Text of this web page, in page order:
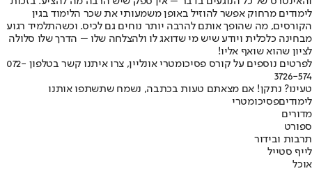
לימודים מרחוק אפשר להוזיל באופן משמעותי את שכר הלימוד בגין
הקורסים, מה שהופך אותם להרבה יותר נוחים גם לכיס. וכשהתלמיד רגוע
מבחינה כלכלית ויודע שיש מי שדואג לו ולהצלחה שלו – הדרך שלו סלולה
לציון שהוא שואף אליו!
לפרטים נוספים על קורס פסיכומטרי אונליין, צרו איתנו קשר בטלפון 072-
3726-574
טעינו? נתקן! אם מצאתם טעות בכתבה, נשמח שתשתפו אותנו
לימודיםפסיכומטרי
מדורים
ספורט
תרבות ובידור
לייף סטייל
אוכל